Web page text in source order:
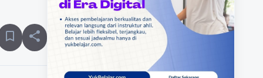
bookmark_border share